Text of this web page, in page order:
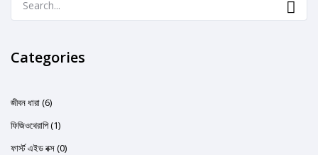
Categories
জীবন ধারা (6)
ফিজিওথেরাপি (1)
ফার্স্ট এইড বক্স (0)